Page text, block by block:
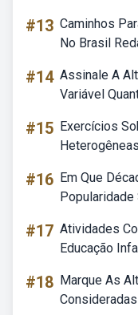
#13 Caminhos
No Brasil
#14 Assinale A
Variável
#15 Exercícios
#16 Em Que
#17 Atividades
Educação
#18 Marque As